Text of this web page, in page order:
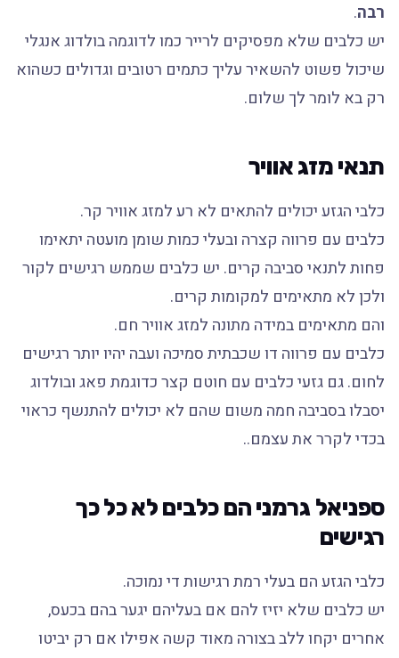
רבה.
יש כלבים שלא מפסיקים לרייר כמו לדוגמה בולדוג אנגלי
שיכול פשוט להשאיר עליך כתמים רטובים וגדולים כשהוא
רק בא לומר לך שלום.
תנאי מזג אוויר
כלבי הגזע יכולים להתאים לא רע למזג אוויר קר.
כלבים עם פרווה קצרה ובעלי כמות שומן מועטה יתאימו
פחות לתנאי סביבה קרים. יש כלבים שממש רגישים לקור
ולכן לא מתאימים למקומות קרים.
והם מתאימים במידה מתונה למזג אוויר חם.
כלבים עם פרווה דו שכבתית סמיכה ועבה יהיו יותר רגישים
לחום. גם גזעי כלבים עם חוטם קצר כדוגמת פאג ובולדוג
יסבלו בסביבה חמה משום שהם לא יכולים להתנשף כראוי
בכדי לקרר את עצמם..
ספניאל גרמני הם כלבים לא כל כך
רגישים
כלבי הגזע הם בעלי רמת רגישות די נמוכה.
יש כלבים שלא יזיז להם אם בעליהם יגער בהם בכעס,
אחרים יקחו ללב בצורה מאוד קשה אפילו אם רק יביטו